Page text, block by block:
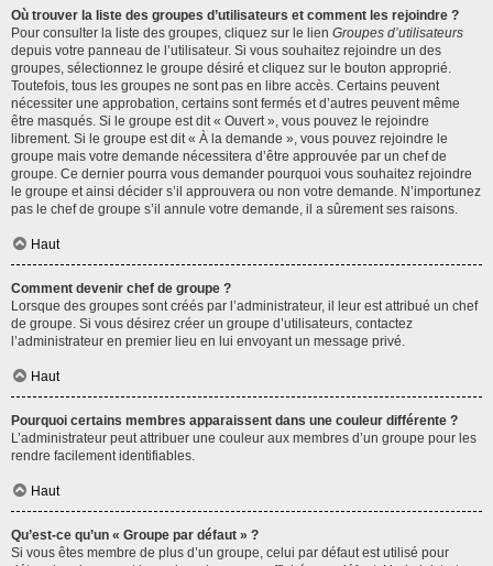
Où trouver la liste des groupes d’utilisateurs et comment les rejoindre ?
Pour consulter la liste des groupes, cliquez sur le lien Groupes d’utilisateurs
depuis votre panneau de l’utilisateur. Si vous souhaitez rejoindre un des
groupes, sélectionnez le groupe désiré et cliquez sur le bouton approprié.
Toutefois, tous les groupes ne sont pas en libre accès. Certains peuvent
nécessiter une approbation, certains sont fermés et d’autres peuvent même
être masqués. Si le groupe est dit « Ouvert », vous pouvez le rejoindre
librement. Si le groupe est dit « À la demande », vous pouvez rejoindre le
groupe mais votre demande nécessitera d’être approuvée par un chef de
groupe. Ce dernier pourra vous demander pourquoi vous souhaitez rejoindre
le groupe et ainsi décider s’il approuvera ou non votre demande. N’importunez
pas le chef de groupe s’il annule votre demande, il a sûrement ses raisons.
Haut
Comment devenir chef de groupe ?
Lorsque des groupes sont créés par l’administrateur, il leur est attribué un chef
de groupe. Si vous désirez créer un groupe d’utilisateurs, contactez
l’administrateur en premier lieu en lui envoyant un message privé.
Haut
Pourquoi certains membres apparaissent dans une couleur différente ?
L’administrateur peut attribuer une couleur aux membres d’un groupe pour les
rendre facilement identifiables.
Haut
Qu’est-ce qu’un « Groupe par défaut » ?
Si vous êtes membre de plus d’un groupe, celui par défaut est utilisé pour